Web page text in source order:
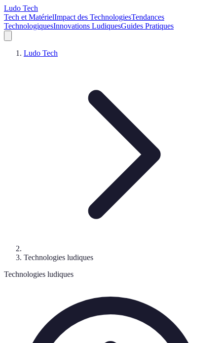
Ludo Tech
Tech et MatérielImpact des TechnologiesTendances
TechnologiquesInnovations LudiquesGuides Pratiques
Ludo Tech
Technologies ludiques
Technologies ludiques